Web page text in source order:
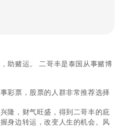
助赌运。
二哥丰是泰国从事赌博
彩票，股票的人群非常推荐选择
隆，财气旺盛，得到二哥丰的庇
身边转运，改变人生的机会。风